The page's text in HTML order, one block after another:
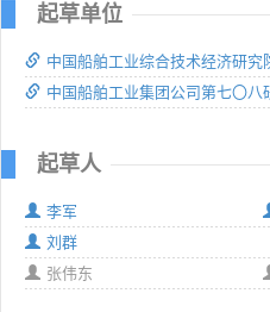
起草单位
中国船舶工业综合技术经济研究
中国船舶工业集团公司第七〇八
起草人
李军
刘群
张伟东